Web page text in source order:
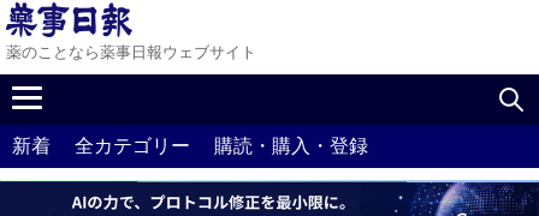
薬のことなら薬事日報ウェブサイト
新着 全カテゴリー 購読・購入・登録